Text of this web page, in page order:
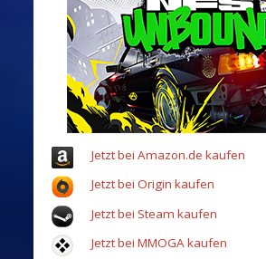
Jetzt bei Amazon.de kaufen
Jetzt bei Origin kaufen
Jetzt bei Steam kaufen
Jetzt bei MMOGA kaufen